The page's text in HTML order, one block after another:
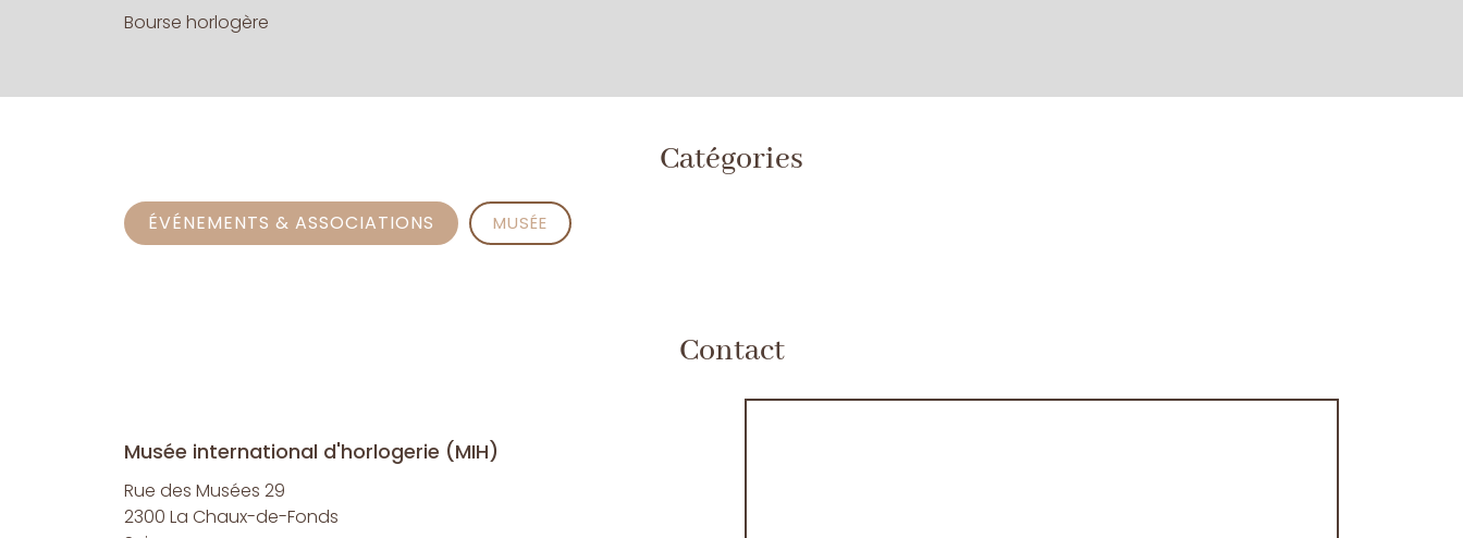
Bourse horlogère
Catégories
ÉVÉNEMENTS & ASSOCIATIONS MUSÉE
Contact
Musée international d'horlogerie (MIH)
Rue des Musées 29
2300 La Chaux-de-Fonds